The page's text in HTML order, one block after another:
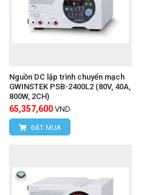
Nguồn DC lập trình chuyển mạch
GWINSTEK PSB-2400L2 (80V, 40A,
800W, 2CH)
65,357,600 VND
ĐẶT MUA